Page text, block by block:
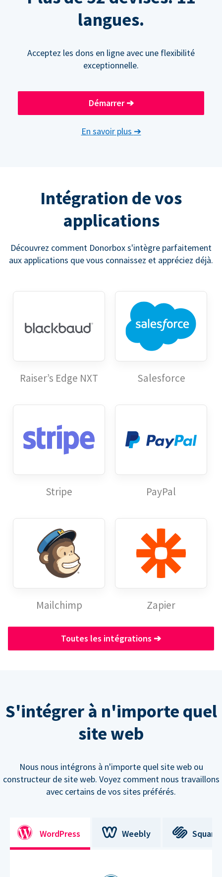
langues.
Acceptez les dons en ligne avec une flexibilité
exceptionnelle.
Démarrer➔
En savoir plus ➔
Intégration de vos
applications
Découvrez comment Donorbox s'intègre parfaitement
aux applications que vous connaissez et appréciez déjà.
Raiser’s Edge NXT Salesforce
Stripe PayPal
Mailchimp Zapier
Toutes les intégrations ➔
S'intégrer à n'importe quel
site web
Nous nous intégrons à n'importe quel site web ou
constructeur de site web. Voyez comment nous travaillons
avec certains de vos sites préférés.
WordPress Weebly